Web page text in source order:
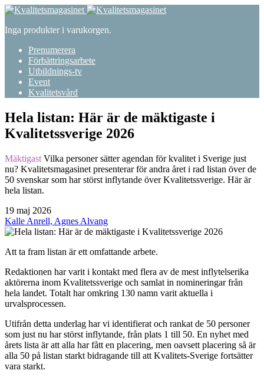
Inga produkter i varukorgen.
Prenumerera
Förbättringsarbete
Utbildnings-tv
Event
Kvalitetsvård
Hela listan: Här är de mäktigaste i
Kvalitetssverige 2026
Mäktigast Vilka personer sätter agendan för kvalitet i Sverige just
nu? Kvalitetsmagasinet presenterar för andra året i rad listan över de
50 svenskar som har störst inflytande över Kvalitetssverige. Här är
hela listan.
19 maj 2026
Kalle Anrell, Agnes Alvang
Att ta fram listan är ett omfattande arbete.
Redaktionen har varit i kontakt med flera av de mest inflytelserika
aktörerna inom Kvalitetssverige och samlat in nomineringar från
hela landet. Totalt har omkring 130 namn varit aktuella i
urvalsprocessen.
Utifrån detta underlag har vi identifierat och rankat de 50 personer
som just nu har störst inflytande, från plats 1 till 50. En nyhet med
årets lista är att alla har fått en placering, men oavsett placering så är
alla 50 på listan starkt bidragande till att Kvalitets-Sverige fortsätter
vara starkt.